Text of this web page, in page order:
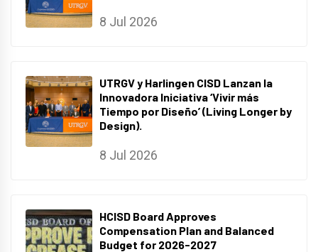
8 Jul 2026
UTRGV y Harlingen CISD Lanzan la
Innovadora Iniciativa ‘Vivir más
Tiempo por Diseño’ (Living Longer by
Design).
8 Jul 2026
HCISD Board Approves
Compensation Plan and Balanced
Budget for 2026-2027